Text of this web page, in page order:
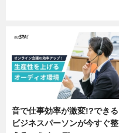
音で仕事効率が激変!?できる
ビジネスパーソンが今すぐ整